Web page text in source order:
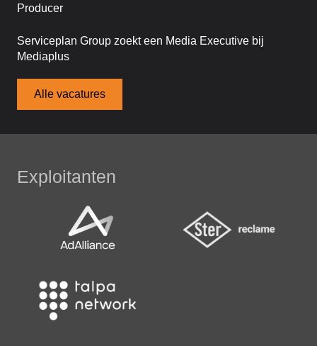
Producer
Serviceplan Group zoekt een Media Executive bij
Mediaplus
Alle vacatures
Exploitanten